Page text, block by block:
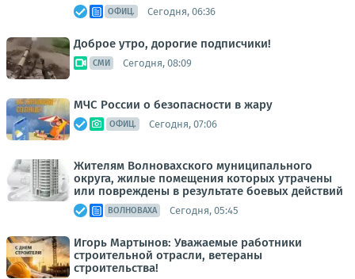
ОФИЦ. Сегодня, 06:36
Доброе утро, дорогие подписчики!
СМИ Сегодня, 08:09
МЧС России о безопасности в жару
ОФИЦ. Сегодня, 07:06
Жителям Волновахского муниципального
округа, жилые помещения которых утрачены
или повреждены в результате боевых действий
ВОЛНОВАХА Сегодня, 05:45
Игорь Мартынов: Уважаемые работники
строительной отрасли, ветераны
строительства!